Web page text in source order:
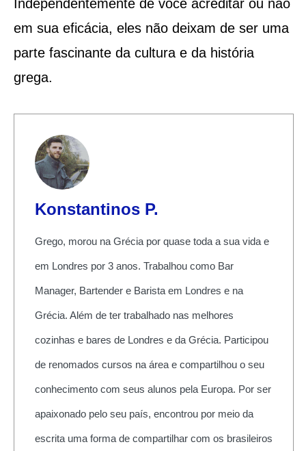
Independentemente de você acreditar ou não
em sua eficácia, eles não deixam de ser uma
parte fascinante da cultura e da história
grega.
Konstantinos P.
Grego, morou na Grécia por quase toda a sua vida e
em Londres por 3 anos. Trabalhou como Bar
Manager, Bartender e Barista em Londres e na
Grécia. Além de ter trabalhado nas melhores
cozinhas e bares de Londres e da Grécia. Participou
de renomados cursos na área e compartilhou o seu
conhecimento com seus alunos pela Europa. Por ser
apaixonado pelo seu país, encontrou por meio da
escrita uma forma de compartilhar com os brasileiros